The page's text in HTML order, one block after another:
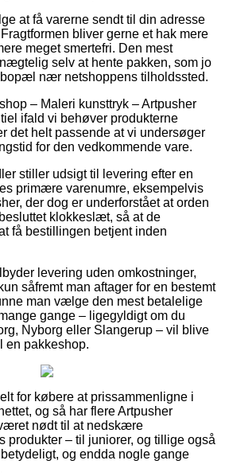
at få varerne sendt til din adresse
bliver gerne et hak mere
meget smertefri. Den mest
selv at hente pakken, som jo
nær netshoppens tilholdssted.
– Maleri kunsttryk – Artpusher
ifald vi behøver produkterne
det helt passende at vi undersøger
for den vedkommende vare.
stiller udsigt til levering efter en
primære varenumre, eksempelvis
der dog er underforstået at orden
klokkeslæt, så at de
få bestillingen betjent inden
levering uden omkostninger,
såfremt man aftager for en bestemt
man vælge den mest betalelige
gange – ligegyldigt om du
Nyborg eller Slangerup – vil blive
en pakkeshop.
for købere at prissammenligne i
og så har flere Artpusher
nødt til at nedskære
produkter – til juniorer, og tillige også
og endda nogle gange